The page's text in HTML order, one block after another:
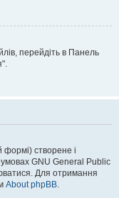
перейдіть в Панель
формі) створене і
GNU General Public
Для отримання
About phpBB.